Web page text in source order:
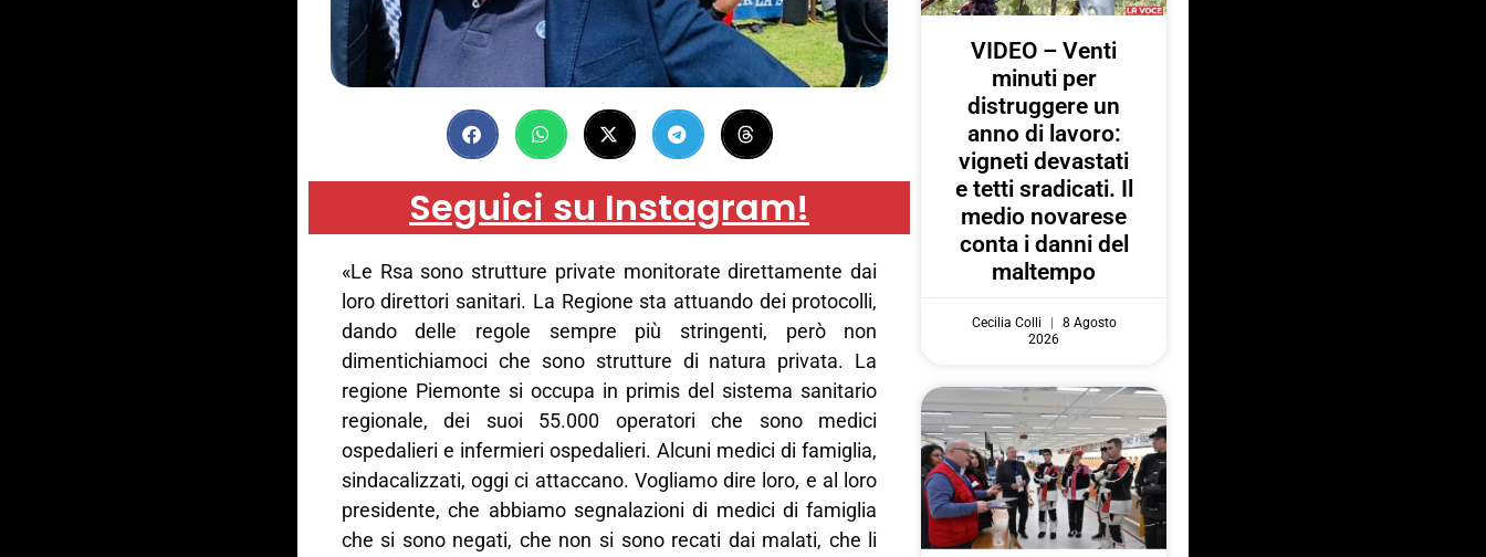
Seguici su Instagram!
«Le Rsa sono strutture private monitorate direttamente dai
loro direttori sanitari. La Regione sta attuando dei protocolli,
dando delle regole sempre più stringenti, però non
dimentichiamoci che sono strutture di natura privata. La
regione Piemonte si occupa in primis del sistema sanitario
regionale, dei suoi 55.000 operatori che sono medici
ospedalieri e infermieri ospedalieri. Alcuni medici di famiglia,
sindacalizzati, oggi ci attaccano. Vogliamo dire loro, e al loro
presidente, che abbiamo segnalazioni di medici di famiglia
che si sono negati, che non si sono recati dai malati, che li
VIDEO – Venti
minuti per
distruggere un
anno di lavoro:
vigneti devastati
e tetti sradicati. Il
medio novarese
conta i danni del
maltempo
Cecilia Colli
8 Agosto
2026